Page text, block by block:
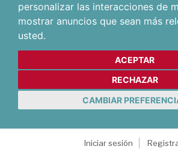
personalizar las interacciones de
mostrar anuncios que sean más
usted.
ACEPTAR
RECHAZAR
CAMBIAR
Iniciar sesión